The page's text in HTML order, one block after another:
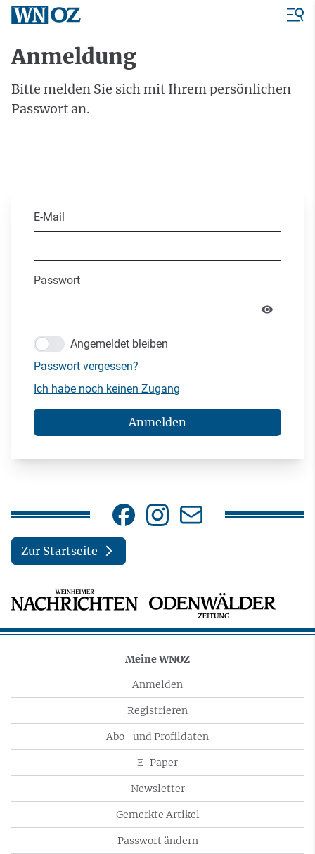
Anmeldung
Bitte melden Sie sich mit Ihrem persönlichen
Passwort an.
E-Mail
Passwort
Angemeldet bleiben
Passwort vergessen?
Ich habe noch keinen Zugang
Anmelden
Zur Startseite
Meine WNOZ
Anmelden
Registrieren
Abo- und Profildaten
E-Paper
Newsletter
Gemerkte Artikel
Passwort ändern